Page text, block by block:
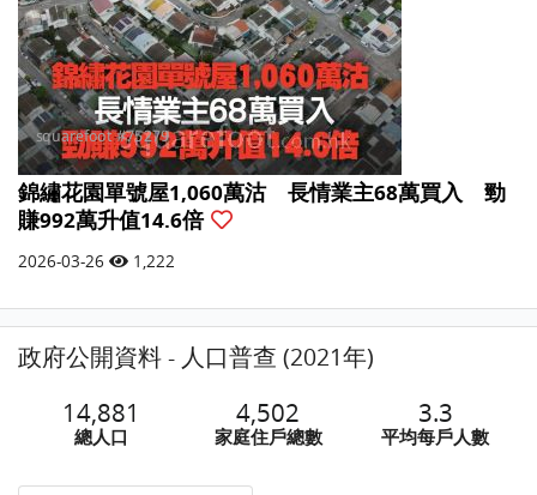
錦繡花園單號屋1,060萬沽 長情業主68萬買入 勁
賺992萬升值14.6倍
2026-03-26 1,222
政府公開資料 - 人口普查 (2021年)
14,881
總人口
4,502
家庭住戶總數
3.3
平均每戶人數